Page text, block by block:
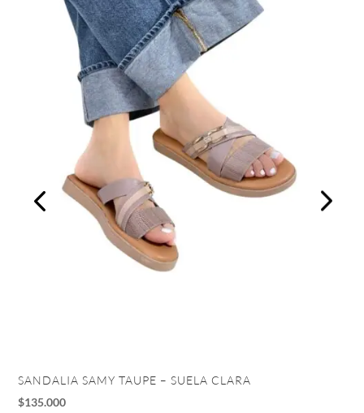
SANDALIA SAMY TAUPE – SUELA CLARA
$135.000